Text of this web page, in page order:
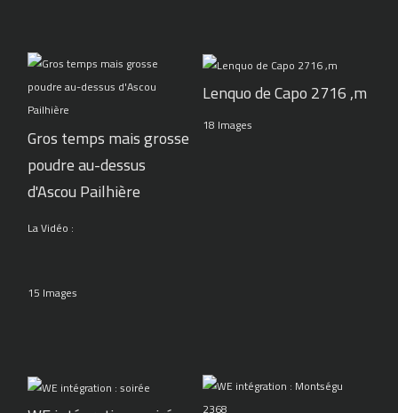
Gros temps mais grosse
poudre au-dessus
d'Ascou Pailhière
La Vidéo :
15 Images
Lenquo de Capo 2716 ,m
18 Images